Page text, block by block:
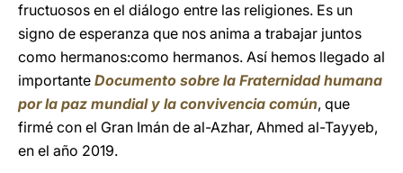
fructuosos en el diálogo entre las religiones. Es un
signo de esperanza que nos anima a trabajar juntos
como hermanos:como hermanos. Así hemos llegado al
importante Documento sobre la Fraternidad humana
por la paz mundial y la convivencia común, que
firmé con el Gran Imán de al-Azhar, Ahmed al-Tayyeb,
en el año 2019.